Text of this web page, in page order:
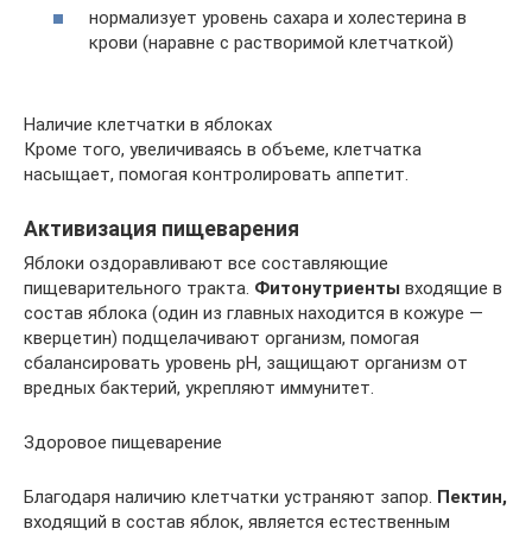
нормализует уровень сахара и холестерина в
крови (наравне с растворимой клетчаткой)
Наличие клетчатки в яблоках
Кроме того, увеличиваясь в объеме, клетчатка
насыщает, помогая контролировать аппетит.
Активизация пищеварения
Яблоки оздоравливают все составляющие
пищеварительного тракта. Фитонутриенты входящие в
состав яблока (один из главных находится в кожуре —
кверцетин) подщелачивают организм, помогая
сбалансировать уровень рН, защищают организм от
вредных бактерий, укрепляют иммунитет.
Здоровое пищеварение
Благодаря наличию клетчатки устраняют запор. Пектин,
входящий в состав яблок, является естественным